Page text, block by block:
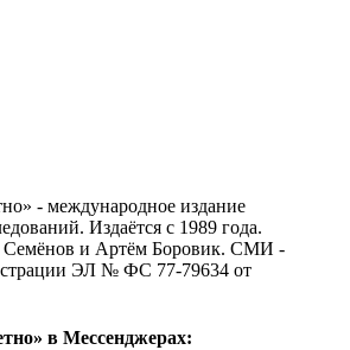
- международное издание
Издаётся с 1989 года.
и Артём Боровик. CМИ -
ЭЛ № ФС 77-79634 от
в Мессенджерах: